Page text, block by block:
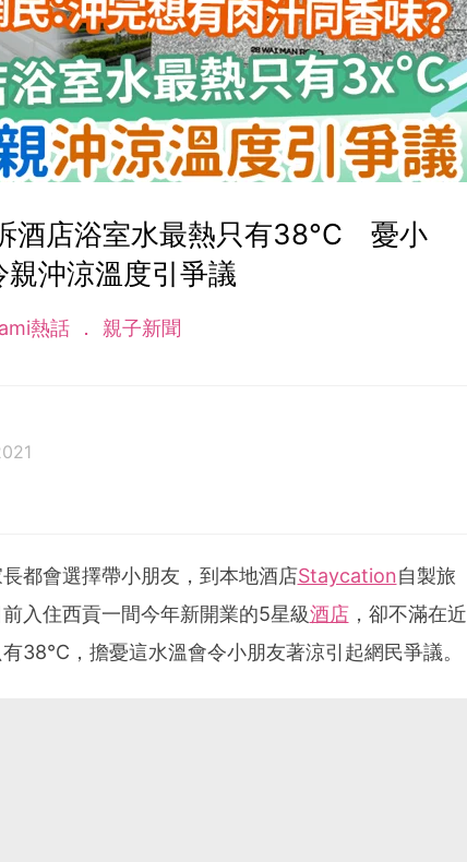
酒店浴室水最熱只有38°C 憂小
親沖涼溫度引爭議
熱話 親子新聞
都會選擇帶小朋友，到本地酒店Staycation自製旅
入住西貢一間今年新開業的5星級酒店，卻不滿在近
38°C，擔憂這水溫會令小朋友著涼引起網民爭議。